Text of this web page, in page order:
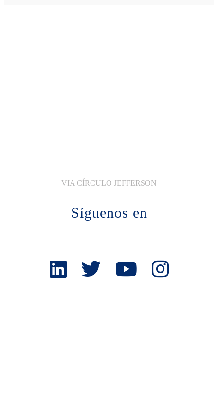
VIA CÍRCULO JEFFERSON
Síguenos en